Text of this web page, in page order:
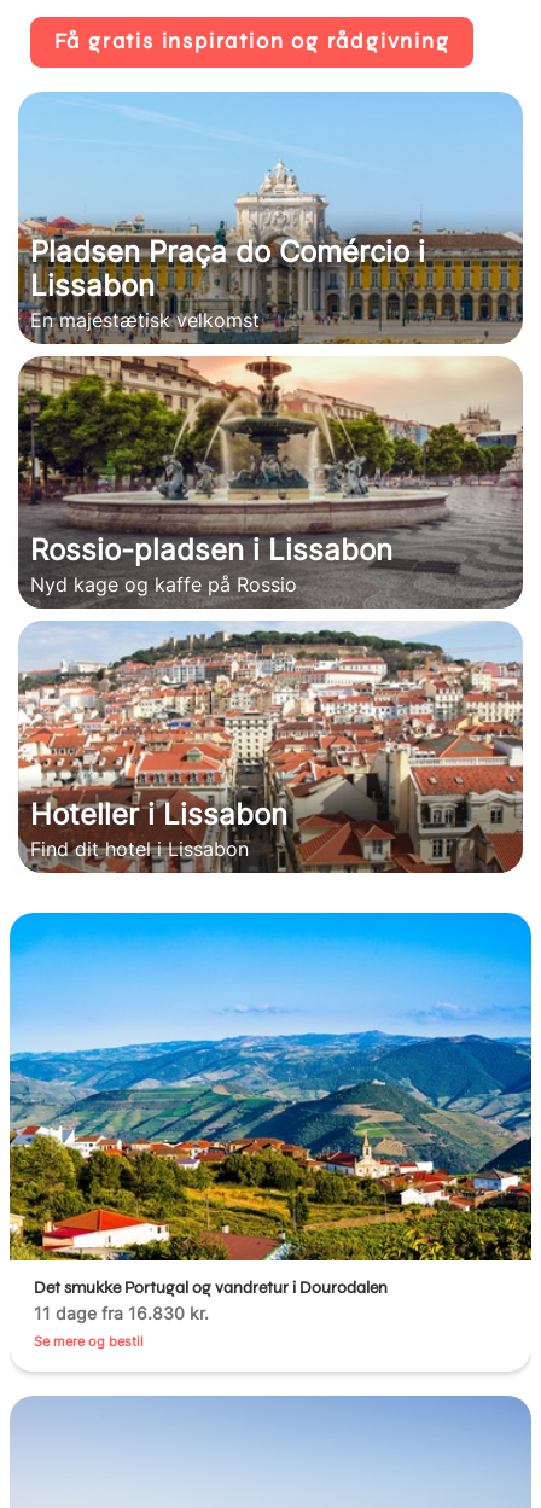
Få gratis inspiration og rådgivning
Pladsen Praça do Comércio i
Lissabon
En majestætisk velkomst
Rossio-pladsen i Lissabon
Nyd kage og kaffe på Rossio
Hoteller i Lissabon
Find dit hotel i Lissabon
Det smukke Portugal og vandretur i Dourodalen
11 dage fra 16.830 kr.
Se mere og bestil